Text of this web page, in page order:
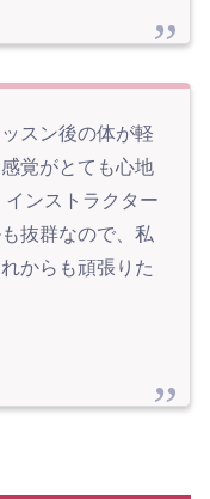
スン後の体が軽
覚がとても心地
ンストラクター
抜群なので、私
からも頑張りた